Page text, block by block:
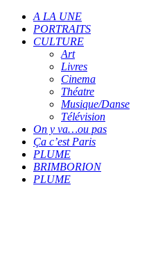
A LA UNE
PORTRAITS
CULTURE
Art
Livres
Cinema
Théatre
Musique/Danse
Télévision
On y va…ou pas
Ça c’est Paris
PLUME
BRIMBORION
PLUME